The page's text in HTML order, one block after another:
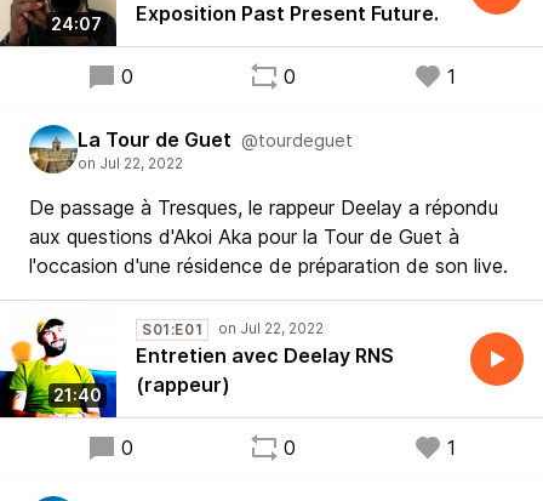
24:07
Exposition Past Present Future.
0 0 1
La Tour de Guet @tourdeguet
De passage à Tresques, le rappeur Deelay a répondu
aux questions d'Akoi Aka pour la Tour de Guet à
l'occasion d'une résidence de préparation de son live.
21:40
S01:E01
Entretien avec Deelay RNS
(rappeur)
0 0 1